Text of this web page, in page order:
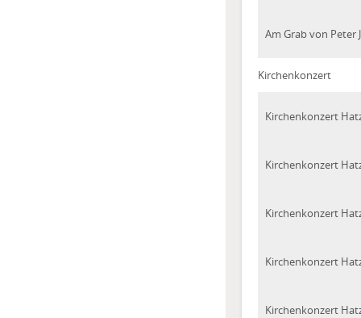
Am Grab von Peter
Kirchenkonzert
Kirchenkonzert
Kirchenkonzert
Kirchenkonzert
Kirchenkonzert
Kirchenkonzert